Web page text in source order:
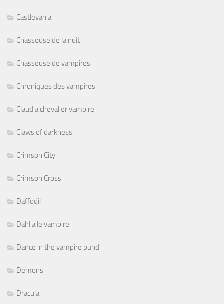
Castlevania
Chasseuse de la nuit
Chasseuse de vampires
Chroniques des vampires
Claudia chevalier vampire
Claws of darkness
Crimson City
Crimson Cross
Daffodil
Dahlia le vampire
Dance in the vampire bund
Demons
Dracula